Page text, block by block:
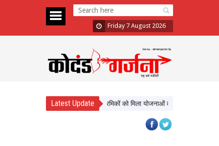
Friday 7 August 2026
Latest Update
को नई दिशा, ढाई साल में लाखों श्रमिकों को मिला योजनाओं का लाभ